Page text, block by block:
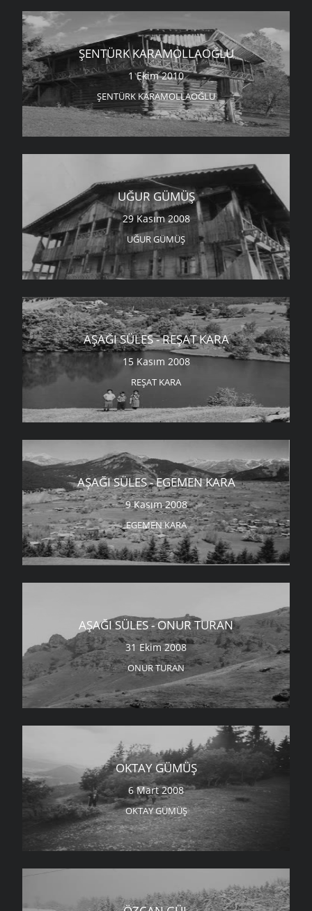
ŞENTÜRK KARAMOLLAOĞLU
1 Ekim 2010
ŞENTÜRK KARAMOLLAOĞLU
UĞUR GÜMÜŞ
29 Kasım 2008
UĞUR GÜMÜŞ
AŞAĞI SÜLES - REŞAT KARA
15 Kasım 2008
REŞAT KARA
AŞAĞI SÜLES - EGEMEN KARA
9 Kasım 2008
EGEMEN KARA
AŞAĞI SÜLES - ONUR TURAN
31 Ekim 2008
ONUR TURAN
OKTAY GÜMÜŞ
6 Mart 2008
OKTAY GÜMÜŞ